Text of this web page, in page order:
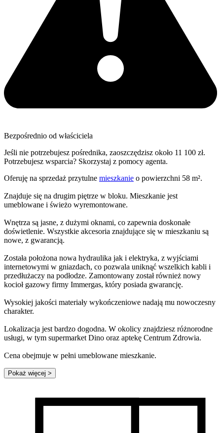
Bezpośrednio od właściciela
Jeśli nie potrzebujesz pośrednika, zaoszczędzisz około 11 100 zł.
Potrzebujesz wsparcia? Skorzystaj z pomocy agenta.
Oferuję na sprzedaż przytulne mieszkanie o powierzchni 58 m².
Znajduje się na drugim piętrze w bloku. Mieszkanie jest
umeblowane i świeżo wyremontowane.
Wnętrza są jasne, z dużymi oknami, co zapewnia doskonałe
doświetlenie. Wszystkie akcesoria znajdujące się w mieszkaniu są
nowe, z gwarancją.
Została położona nowa hydraulika jak i elektryka, z wyjściami
internetowymi w gniazdach, co pozwala uniknąć wszelkich kabli i
przedłużaczy na podłodze. Zamontowany został również nowy
kocioł gazowy firmy Immergas, który posiada gwarancję.
Wysokiej jakości materiały wykończeniowe nadają mu nowoczesny
charakter.
Lokalizacja jest bardzo dogodna. W okolicy znajdziesz różnorodne
usługi, w tym supermarket Dino oraz aptekę Centrum Zdrowia.
Cena obejmuje w pełni umeblowane mieszkanie.
Pokaż więcej >